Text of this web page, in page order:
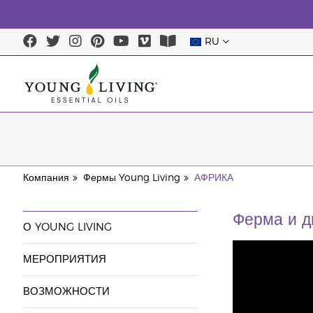
RU
Компания Фермы Young Living АФРИКА
О YOUNG LIVING
МЕРОПРИЯТИЯ
ВОЗМОЖНОСТИ
Ферма и